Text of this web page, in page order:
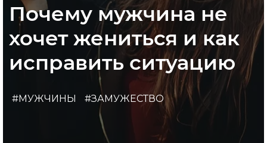
Почему мужчина не
хочет жениться и как
исправить ситуацию
#МУЖЧИНЫ #ЗАМУЖЕСТВО